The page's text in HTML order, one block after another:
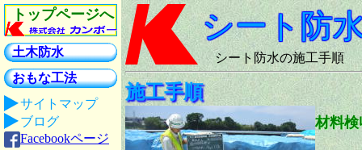
シート防
シート防水の施工手順
施工手順
材料検
トップページへ
土木防水
おもな工法
サイトマップ
ブログ
Facebookページ